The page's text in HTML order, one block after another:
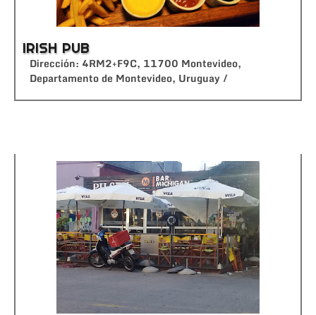
IRISH PUB
Dirección: 4RM2+F9C, 11700 Montevideo,
Departamento de Montevideo, Uruguay /